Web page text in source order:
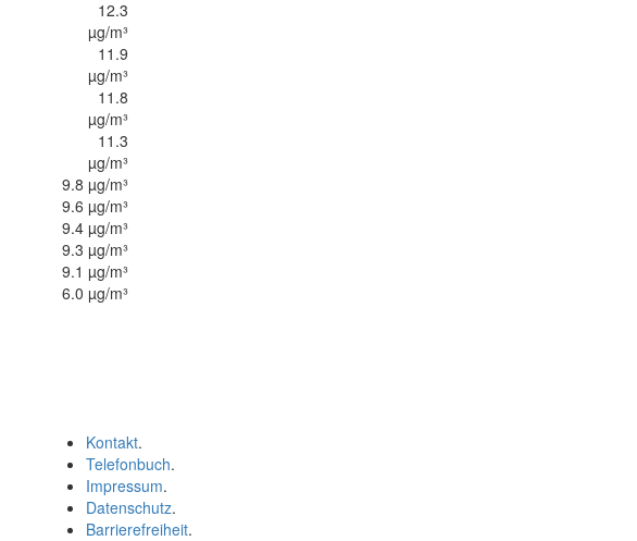
12.3
µg/m³
11.9
µg/m³
11.8
µg/m³
11.3
µg/m³
9.8 µg/m³
9.6 µg/m³
9.4 µg/m³
9.3 µg/m³
9.1 µg/m³
6.0 µg/m³
Kontakt.
Telefonbuch.
Impressum.
Datenschutz.
Barrierefreiheit.